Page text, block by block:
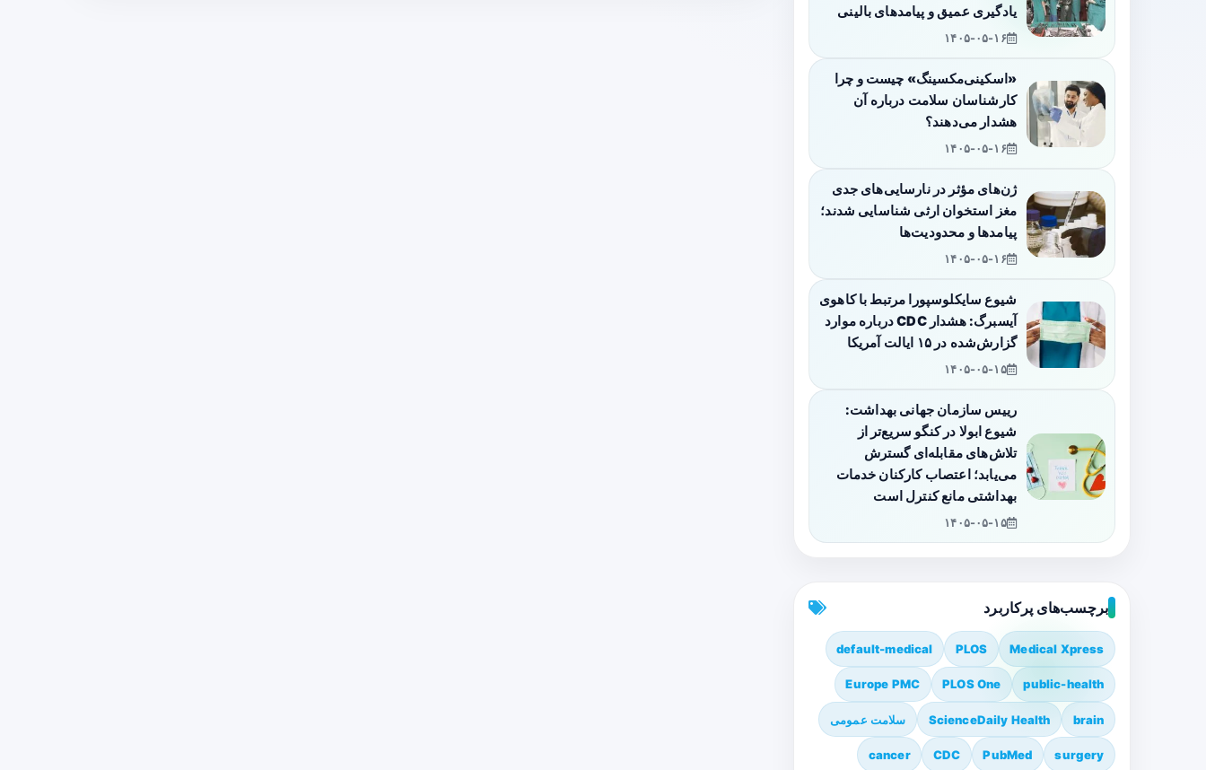
یادگیری عمیق و پیامدهای بالینی
۱۴۰۵-۰۵-۱۶
«اسکینی‌مکسینگ» چیست و چرا
کارشناسان سلامت درباره آن
هشدار می‌دهند؟
۱۴۰۵-۰۵-۱۶
ژن‌های مؤثر در نارسایی‌های جدی
مغز استخوان ارثی شناسایی شدند؛
پیامدها و محدودیت‌ها
۱۴۰۵-۰۵-۱۶
شیوع سایکلوسپورا مرتبط با کاهوی
آیسبرگ: هشدار CDC درباره موارد
گزارش‌شده در ۱۵ ایالت آمریکا
۱۴۰۵-۰۵-۱۵
رییس سازمان جهانی بهداشت:
شیوع ابولا در کنگو سریع‌تر از
تلاش‌های مقابله‌ای گسترش
می‌یابد؛ اعتصاب کارکنان خدمات
بهداشتی مانع کنترل است
۱۴۰۵-۰۵-۱۵
برچسب‌های پرکاربرد
Medical Xpress
PLOS
default-medical
public-health
PLOS One
Europe PMC
brain
ScienceDaily Health سلامت عمومی
surgery
PubMed
CDC
cancer